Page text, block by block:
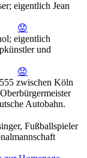
eigentlich Jean
😟
eigentlich
und
😟
zwischen Köln
Autobahn.
Fußballspieler